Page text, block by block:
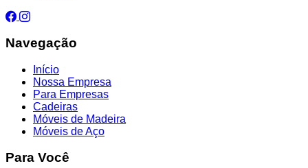
Navegação
Início
Nossa Empresa
Para Empresas
Cadeiras
Móveis de Madeira
Móveis de Aço
Para Você